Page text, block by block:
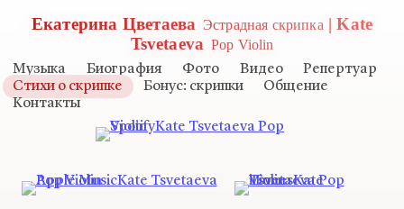
Екатерина Цветаева Эстрадная скрипка | Kate
Tsvetaeva Pop Violin
Музыка Биография Фото Видео
Репертуар
Стихи о скрипке
Бонус: скрипки
Общение
Контакты